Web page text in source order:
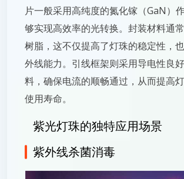
片一般采用高纯度的氮化镓（GaN）
够实现高效率的光转换。封装材料通
树脂，这不仅提高了灯珠的稳定性，
外线能力。引线框架则采用导电性良
料，确保电流的顺畅通过，从而提高
使用寿命。
紫光灯珠的独特应用场景
紫外线杀菌消毒